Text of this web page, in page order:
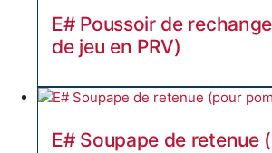
E# Poussoir de
de jeu en PRV)
E# Soupape de retenue